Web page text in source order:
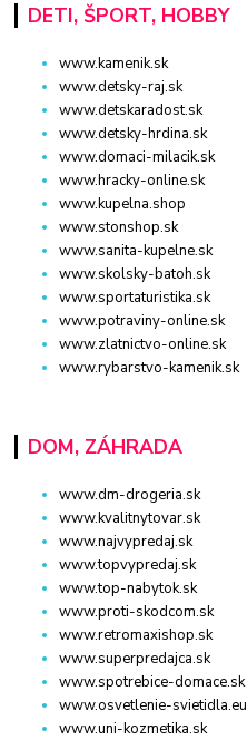
DETI, ŠPORT, HOBBY
www.kamenik.sk
www.detsky-raj.sk
www.detskaradost.sk
www.detsky-hrdina.sk
www.domaci-milacik.sk
www.hracky-online.sk
www.kupelna.shop
www.stonshop.sk
www.sanita-kupelne.sk
www.skolsky-batoh.sk
www.sportaturistika.sk
www.potraviny-online.sk
www.zlatnictvo-online.sk
www.rybarstvo-kamenik.sk
DOM, ZÁHRADA
www.dm-drogeria.sk
www.kvalitnytovar.sk
www.najvypredaj.sk
www.topvypredaj.sk
www.top-nabytok.sk
www.proti-skodcom.sk
www.retromaxishop.sk
www.superpredajca.sk
www.spotrebice-domace.sk
www.osvetlenie-svietidla.eu
www.uni-kozmetika.sk